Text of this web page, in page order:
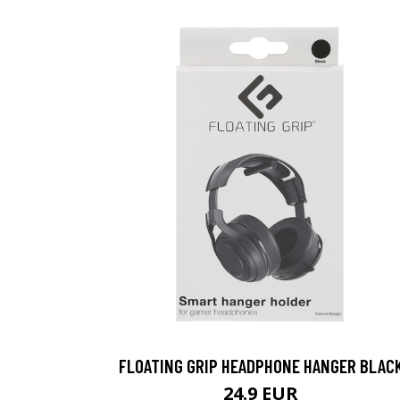
FLOATING GRIP HEADPHONE HANGER
24.9 EUR